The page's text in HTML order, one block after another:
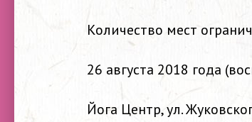
Количество мест
26 августа 2018 года
Йога Центр, ул.